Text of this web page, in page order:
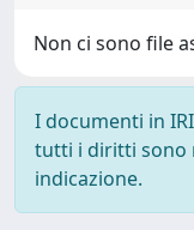
Non ci sono file
I documenti in
tutti i diritti sono
indicazione.